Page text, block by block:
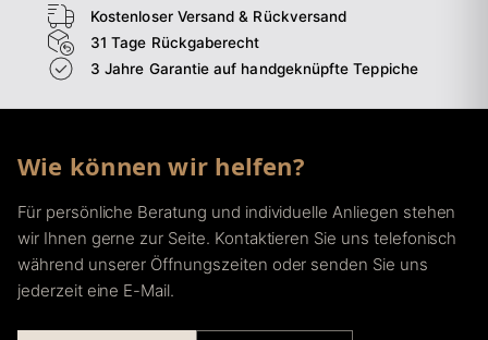
Kostenloser Versand & Rückversand
31 Tage Rückgaberecht
3 Jahre Garantie auf handgeknüpfte Teppiche
Wie können wir helfen?
Für persönliche Beratung und individuelle Anliegen stehen
wir Ihnen gerne zur Seite. Kontaktieren Sie uns telefonisch
während unserer Öffnungszeiten oder senden Sie uns
jederzeit eine E-Mail.